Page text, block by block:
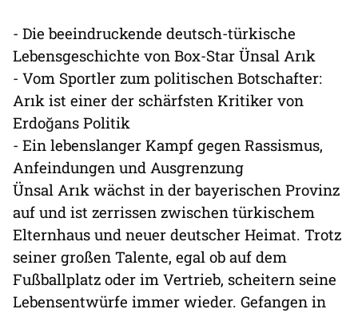
- Die beeindruckende deutsch-türkische
Lebensgeschichte von Box-Star Ünsal Arık
- Vom Sportler zum politischen Botschafter:
Arık ist einer der schärfsten Kritiker von
Erdoğans Politik
- Ein lebenslanger Kampf gegen Rassismus,
Anfeindungen und Ausgrenzung
Ünsal Arık wächst in der bayerischen Provinz
auf und ist zerrissen zwischen türkischem
Elternhaus und neuer deutscher Heimat. Trotz
seiner großen Talente, egal ob auf dem
Fußballplatz oder im Vertrieb, scheitern seine
Lebensentwürfe immer wieder. Gefangen in